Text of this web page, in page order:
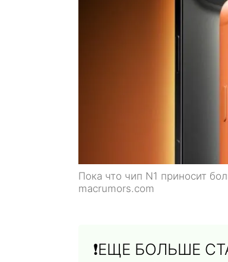
Пока что чип N1 приносит
macrumors.com
❗️ЕЩЕ БОЛЬШЕ